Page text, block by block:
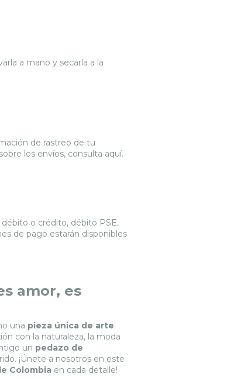
a mano y secarla a la
de rastreo de tu
los envíos, consulta aquí.
o crédito, débito PSE,
de pago estarán disponibles
amor, es
una pieza única de arte
con la naturaleza, la moda
un pedazo de
¡Únete a nosotros en este
Colombia en cada detalle!